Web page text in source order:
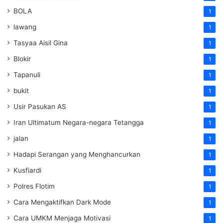
BOLA 1
lawang 1
Tasyaa Aisil Gina 1
Blokir 1
Tapanuli 1
bukit 1
Usir Pasukan AS 1
Iran Ultimatum Negara-negara Tetangga 1
jalan 1
Hadapi Serangan yang Menghancurkan 1
Kusfiardi 1
Polres Flotim 1
Cara Mengaktifkan Dark Mode 1
Cara UMKM Menjaga Motivasi 1